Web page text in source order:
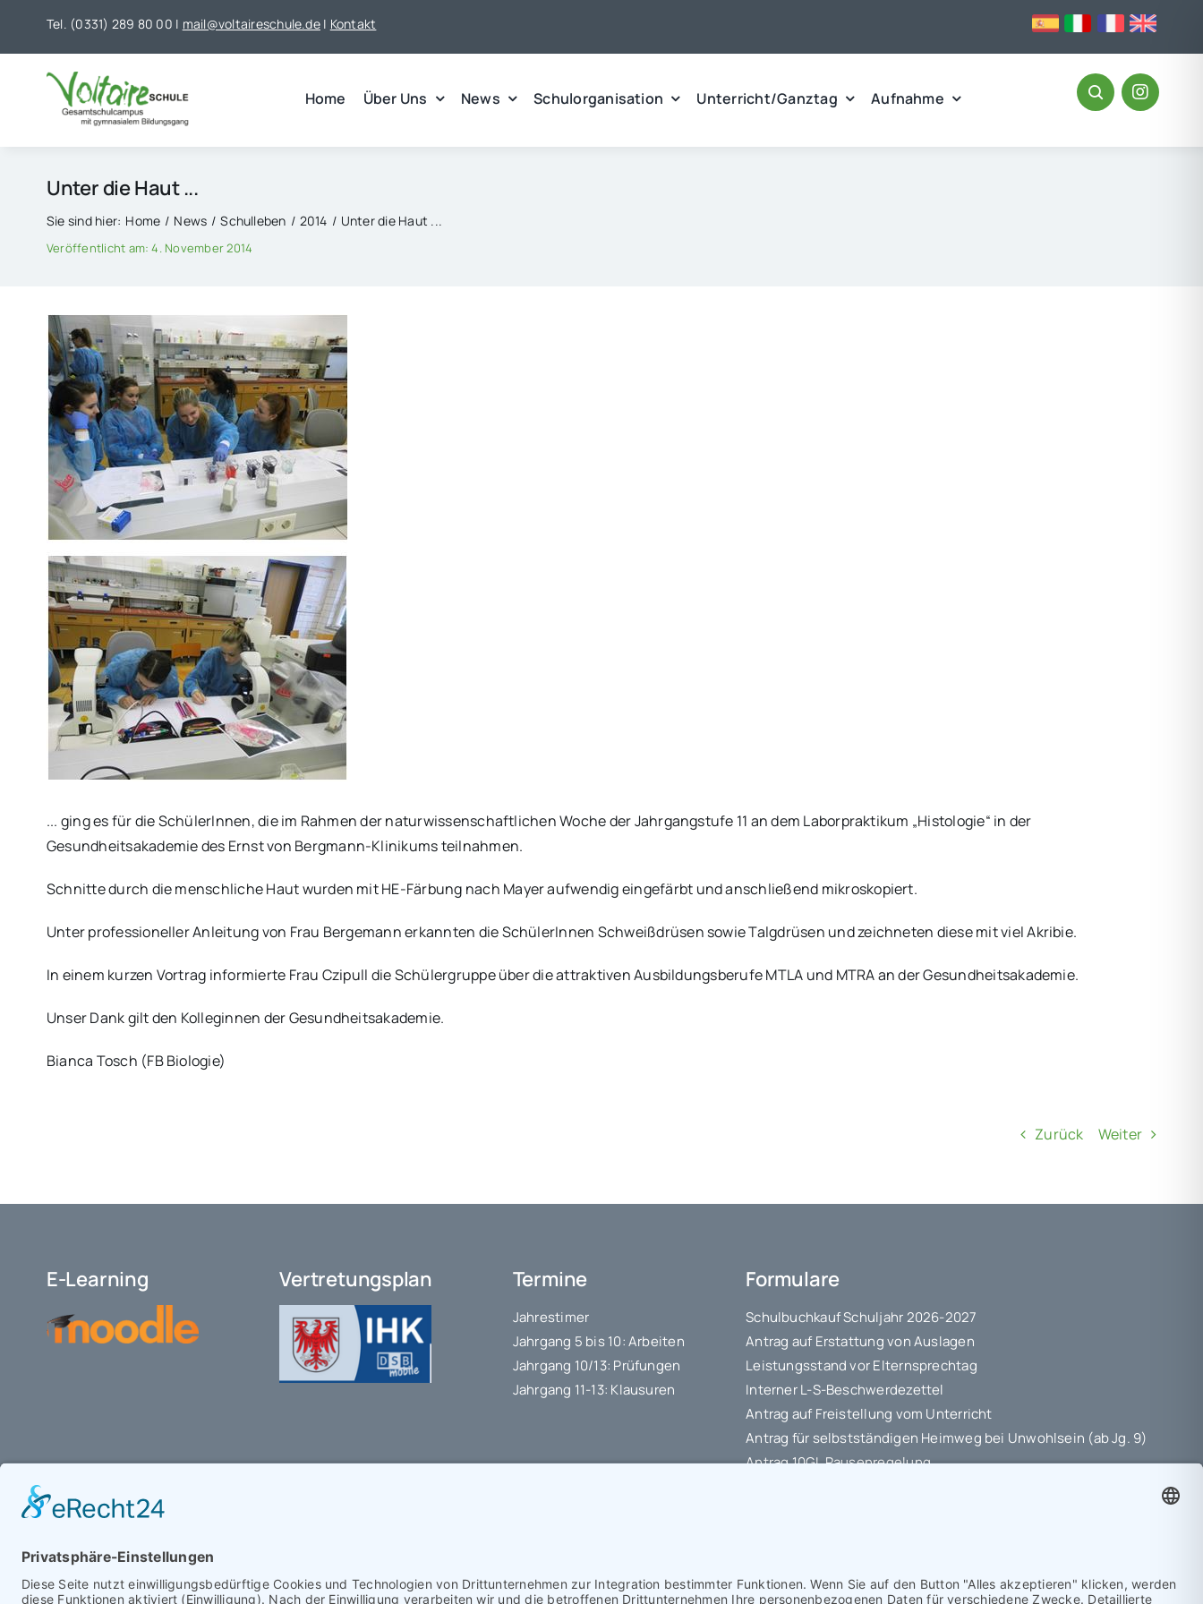
Tel. (0331) 289 80 00 | mail@voltaireschule.de| Kontakt
Home Über Uns News Schulorganisation Unterricht/Ganztag Aufnahme
Unter die Haut ...
Sie sind hier: Home News Schulleben 2014 Unter die Haut ...
Veröffentlicht am: 4. November 2014
... ging es für die SchülerInnen, die im Rahmen der naturwissenschaftlichen Woche der Jahrgangstufe 11 an dem Laborpraktikum „Histologie“ in der
Gesundheitsakademie des Ernst von Bergmann-Klinikums teilnahmen.
Schnitte durch die menschliche Haut wurden mit HE-Färbung nach Mayer aufwendig eingefärbt und anschließend mikroskopiert.
Unter professioneller Anleitung von Frau Bergemann erkannten die SchülerInnen Schweißdrüsen sowie Talgdrüsen und zeichneten diese mit viel Akribie.
In einem kurzen Vortrag informierte Frau Czipull die Schülergruppe über die attraktiven Ausbildungsberufe MTLA und MTRA an der Gesundheitsakademie.
Unser Dank gilt den Kolleginnen der Gesundheitsakademie.
Bianca Tosch (FB Biologie)
Zurück Weiter
E-Learning Vertretungsplan Termine
Jahrestimer
Jahrgang 5 bis 10: Arbeiten
Jahrgang 10/13: Prüfungen
Jahrgang 11-13: Klausuren
Formulare
Schulbuchkauf Schuljahr 2026-2027
Antrag auf Erstattung von Auslagen
Leistungsstand vor Elternsprechtag
Interner L-S-Beschwerdezettel
Antrag auf Freistellung vom Unterricht
Antrag für selbstständigen Heimweg bei Unwohlsein (ab Jg. 9)
Antrag 10GL Pausenregelung